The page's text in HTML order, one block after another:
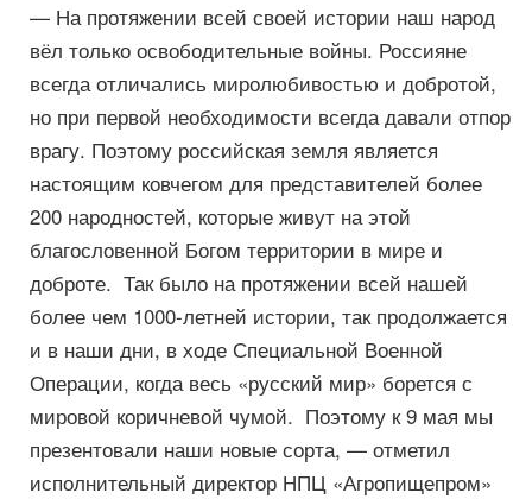
— На протяжении всей своей истории наш народ
вёл только освободительные войны. Россияне
всегда отличались миролюбивостью и добротой,
но при первой необходимости всегда давали отпор
врагу. Поэтому российская земля является
настоящим ковчегом для представителей более
200 народностей, которые живут на этой
благословенной Богом территории в мире и
доброте. Так было на протяжении всей нашей
более чем 1000-летней истории, так продолжается
и в наши дни, в ходе Специальной Военной
Операции, когда весь «русский мир» борется с
мировой коричневой чумой. Поэтому к 9 мая мы
презентовали наши новые сорта, — отметил
исполнительный директор НПЦ «Агропищепром»